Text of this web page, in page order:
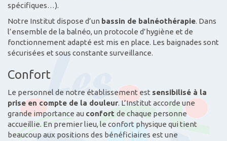
spécifiques…).
Notre Institut dispose d’un bassin de balnéothérapie. Dans
l’ensemble de la balnéo, un protocole d’hygiène et de
fonctionnement adapté est mis en place. Les baignades sont
sécurisées et sous constante surveillance.
Confort
Le personnel de notre établissement est sensibilisé à la
prise en compte de la douleur. L’Institut accorde une
grande importance au confort de chaque personne
accueillie. En premier lieu, le confort physique qui tient
beaucoup aux positions des bénéficiaires est une